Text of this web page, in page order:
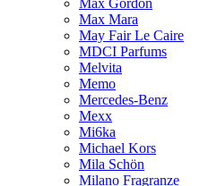
Max Gordon
Max Mara
May Fair Le Caire
MDCI Parfums
Melvita
Memo
Mercedes-Benz
Mexx
Mi6ka
Michael Kors
Mila Schön
Milano Fragranze